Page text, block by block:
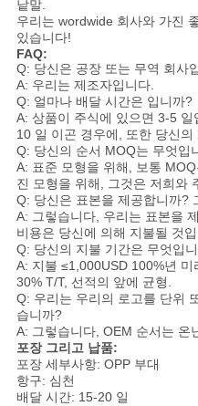
낱말.
우리는 wordwide 회사와 가진
있습니다!
FAQ:
Q: 당신은 공장 또는 무역 회사
A: 우리는 제조자입니다.
Q: 얼마나 배달 시간은 입니까?
A: 상품이 주식에 있으면 3-5
10 일 이곤 경우에, 또한 당신
Q: 당신의 순서 MOQ는 무엇입
A: 표준 모형을 위해, 보통
진 모형을 위해, 그것은 저희와
Q: 당신은 표본을 제공합니까?
A: 그렇습니다, 우리는 표본을
비용은 당신에 의해 지불될 것
Q: 당신의 지불 기간은 무엇입
A: 지불 ≤1,000USD 100%년
30% T/T, 선적의 앞에 균형.
Q: 우리는 우리의 로고를 단위
습니까?
A: 그렇습니다, OEM 순서는 온
포장 그리고 납품:
포장 세부사항: OPP 부대
항구: 심천
배달 시간: 15-20 일